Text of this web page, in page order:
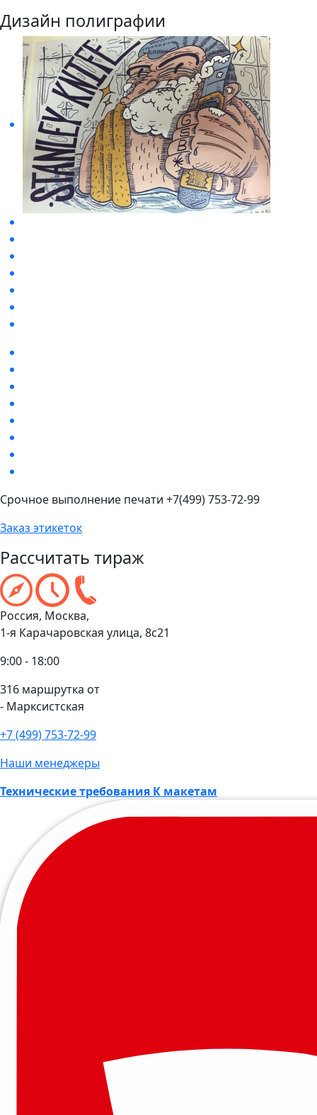
Дизайн полиграфии
Срочное выполнение печати +7(499) 753-72-99
Заказ этикеток
Рассчитать тираж
Россия, Москва,
1-я Карачаровская улица, 8с21
9:00 - 18:00
316 маршрутка от
- Марксистская
+7 (499) 753-72-99
Наши менеджеры
Технические требования К макетам